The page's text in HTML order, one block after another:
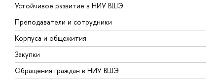
Устойчивое развитие в НИУ ВШЭ
Преподаватели и сотрудники
Корпуса и общежития
Закупки
Обращения граждан в НИУ ВШЭ